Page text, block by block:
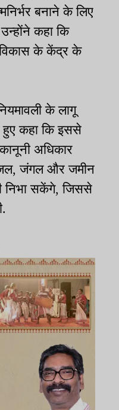
बनाने के लिए
कहा कि
विकास के केंद्र के
के लागू
हुए कहा कि इससे
अधिकार
जल, जंगल और जमीन
निभा सकेंगे, जिससे